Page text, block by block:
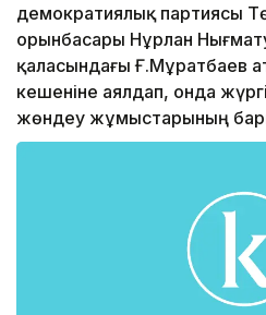
демократиялық партиясы
орынбасары Нұрлан
қаласындағы Ғ.Мұратбаев
кешеніне аялдап, онда
жөндеу жұмыстарының